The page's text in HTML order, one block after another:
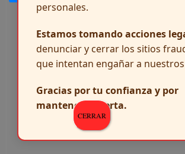
personales.
Estamos tomando acciones
denunciar y cerrar los sitios
que intentan engañar a
Gracias por tu confianza y por
mantenerte alerta.
CERRAR